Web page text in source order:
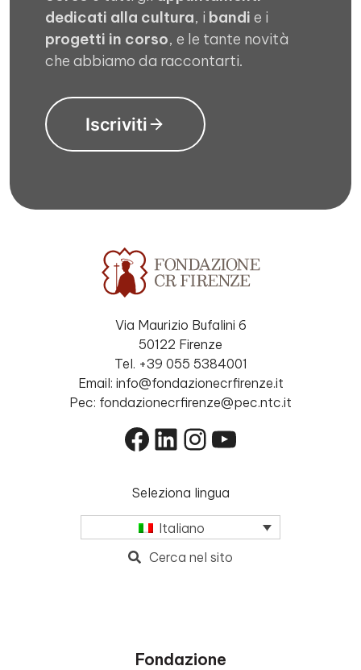
dedicati alla cultura, i bandi e i
progetti in corso, e le tante novità
che abbiamo da raccontarti.
Iscriviti
Via Maurizio Bufalini 6
50122 Firenze
Tel. +39 055 5384001
Email: info@fondazionecrfirenze.it
Pec: fondazionecrfirenze@pec.ntc.it
Facebook
LinkedIn
Instagram
YouTube
Seleziona lingua
Italiano
Cerca nel sito
Fondazione